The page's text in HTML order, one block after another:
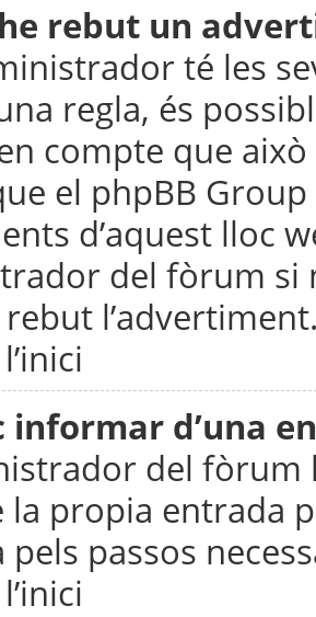
rebut un
té les
regla, és
compte que
el phpBB
d’aquest lloc
del fòrum
informar d’una
del
la propia entrada
pels passos